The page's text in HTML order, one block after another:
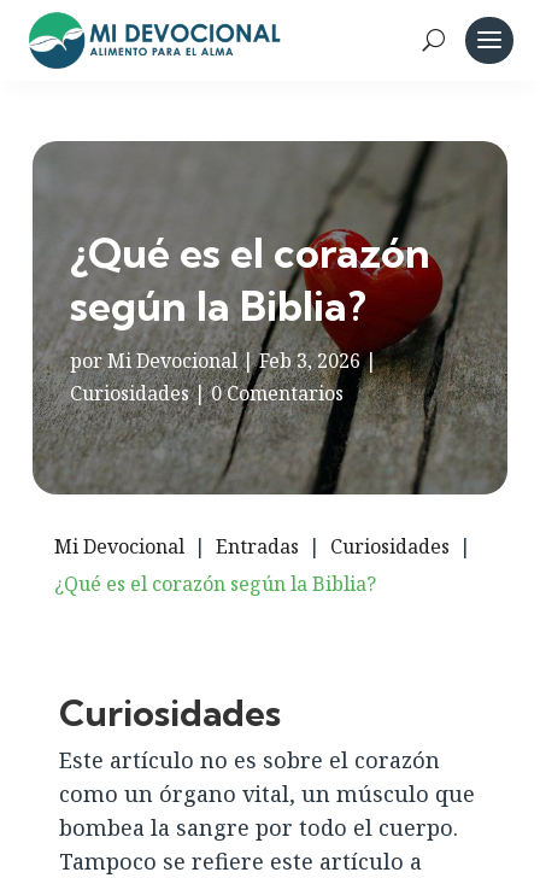
¿Qué es el corazón
según la Biblia?
porMi Devocional|Feb 3, 2026|
Curiosidades|0 Comentarios
Mi Devocional | Entradas | Curiosidades |
¿Qué es el corazón según la Biblia?
Curiosidades
Este artículo no es sobre el corazón
como un órgano vital, un músculo que
bombea la sangre por todo el cuerpo.
Tampoco se refiere este artículo a